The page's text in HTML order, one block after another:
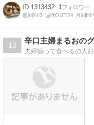
1313432 1
週間IN:0 週間OUT:24 月間IN:
13
辛口主婦まるおの